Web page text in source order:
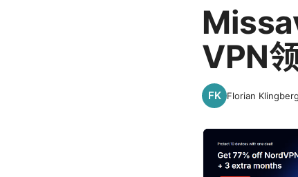
VPN
Florian Klingberg